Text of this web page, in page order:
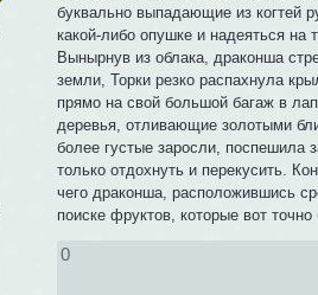
буквально выпадающие из когтей
какой-либо опушке и надеяться
Вынырнув из облака, драконша
земли, Торки резко распахнула
прямо на свой большой багаж в
деревья, отливающие золотыми
более густые заросли, поспешила
только отдохнуть и перекусить.
чего драконша, расположившись
поиске фруктов, которые вот
0